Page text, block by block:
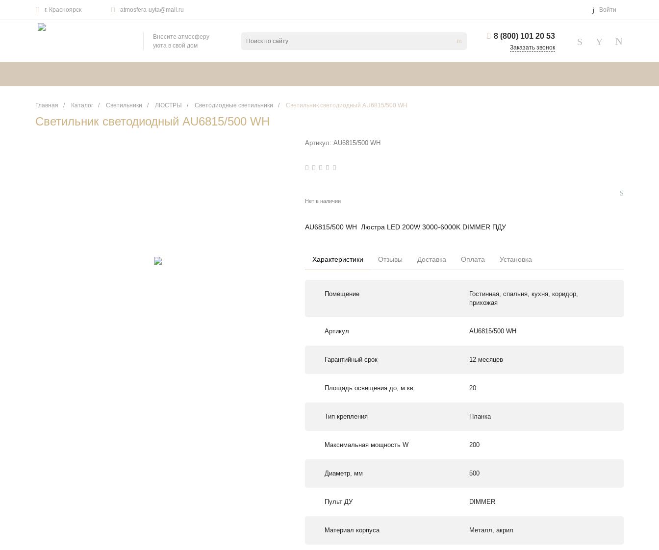
г. Красноярск atmosfera-uyta@mail.ru Войти
Внесите атмосферу
уюта в свой дом
8 (800) 101 20 53
Заказать звонок
Главная / Каталог / Светильники / ЛЮСТРЫ / Светодиодные светильники / Светильник светодиодный AU6815/500 WH
Светильник светодиодный AU6815/500 WH
Артикул: AU6815/500 WH
Нет в наличии
AU6815/500 WH Люстра LED 200W 3000-6000K DIMMER ПДУ
Характеристики Отзывы Доставка Оплата Установка
Помещение
Гостинная, спальня, кухня, коридор,
прихожая
Артикул AU6815/500 WH
Гарантийный срок 12 месяцев
Площадь освещения до, м.кв. 20
Тип крепления Планка
Максимальная мощность W 200
Диаметр, мм 500
Пульт ДУ DIMMER
Материал корпуса Металл, акрил